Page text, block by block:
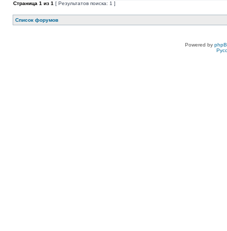
Страница 1 из 1 [ Результатов поиска: 1 ]
Список форумов
Powered by